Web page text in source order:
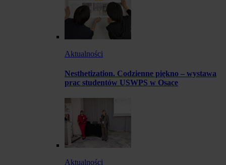
Aktualności
Nesthetization. Codzienne piękno – wystawa
prac studentów USWPS w Osace
Aktualności